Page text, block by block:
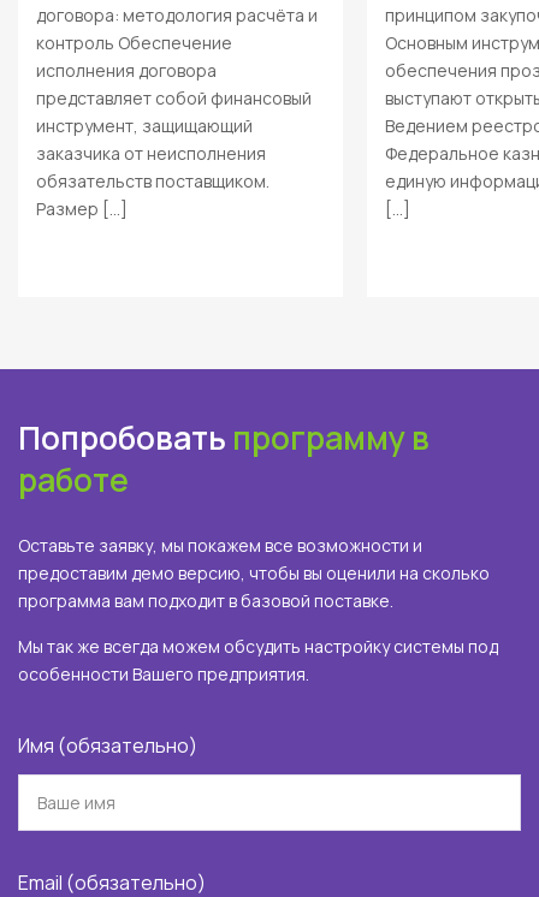
договора: методология расчёта и
контроль Обеспечение
исполнения договора
представляет собой финансовый
инструмент, защищающий
заказчика от неисполнения
обязательств поставщиком.
Размер […]
принципом
Основным
обеспечения
выступают
Ведением
Федеральное
единую
[…]
Попробовать программу в
работе
Оставьте заявку, мы покажем все возможности и
предоставим демо версию, чтобы вы оценили на сколько
программа вам подходит в базовой поставке.
Мы так же всегда можем обсудить настройку системы под
особенности Вашего предприятия.
Имя (обязательно)
Email (обязательно)